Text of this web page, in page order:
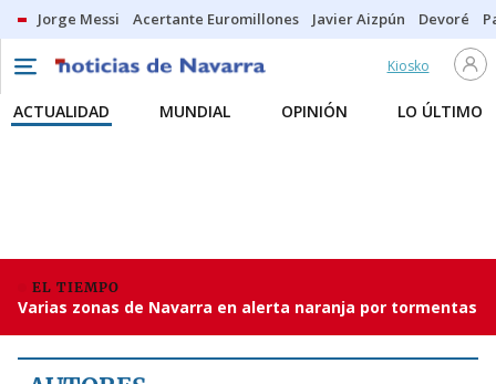
Jorge Messi Acertante Euromillones Javier Aizpún Devoré
Kiosko
ACTUALIDAD MUNDIAL OPINIÓN LO ÚLTIMO
EL TIEMPO
Varias zonas de Navarra en alerta naranja por tormentas